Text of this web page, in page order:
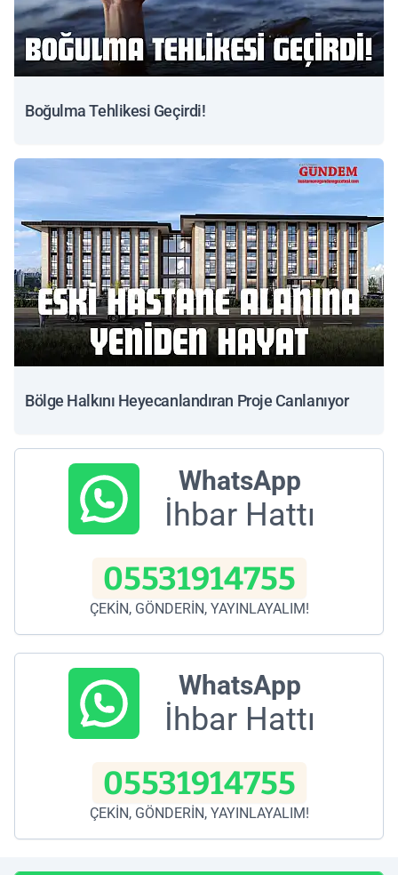
Boğulma Tehlikesi Geçirdi!
Bölge Halkını Heyecanlandıran Proje Canlanıyor
WhatsApp
İhbar Hattı
05531914755
ÇEKİN, GÖNDERİN, YAYINLAYALIM!
WhatsApp
İhbar Hattı
05531914755
ÇEKİN, GÖNDERİN, YAYINLAYALIM!